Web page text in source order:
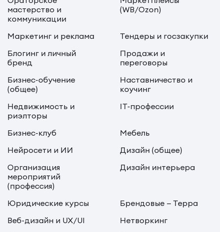
мастерство и
коммуникации
(WB/Ozon)
Маркетинг и реклама
Тендеры и госзакупки
Блогинг и личный
бренд
Продажи и
переговоры
Бизнес-обучение
(общее)
Наставничество и
коучинг
Недвижимость и
риэлторы
IT-профессии
Бизнес-клуб
Мебель
Нейросети и ИИ
Дизайн (общее)
Организация
мероприятий
(профессия)
Дизайн интерьера
Юридические курсы
Брендовые — Терра
Веб-дизайн и UX/UI
Нетворкинг